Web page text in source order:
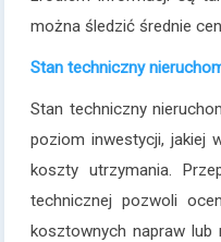
można śledzić średnie
Stan techniczny
Stan techniczny
poziom inwestycji, jakiej
koszty utrzymania.
technicznej pozwoli
kosztownych napraw lub